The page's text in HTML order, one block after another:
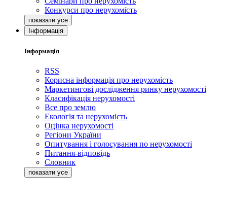
Конкурси про нерухомість
Інформація
Інформація
RSS
Корисна інформація про нерухомість
Маркетингові дослідження ринку нерухомості
Класифікація нерухомості
Все про землю
Екологія та нерухомість
Оцінка нерухомості
Регіони України
Опитування і голосування по нерухомості
Питання-відповідь
Словник